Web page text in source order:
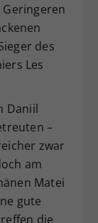
des
Les
Daniil
–
zwar
am
Matei
gute
die